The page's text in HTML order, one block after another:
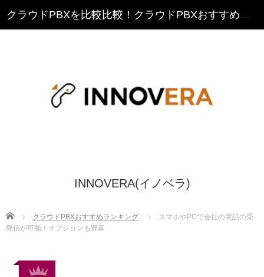
クラウドPBXを比較比較！クラウドPBXおすすめランキング
INNOVERA(イノベラ)
Home クラウドPBXおすすめランキング
スマホやPCで会社の電話の受
発信が可能！オプションも豊富